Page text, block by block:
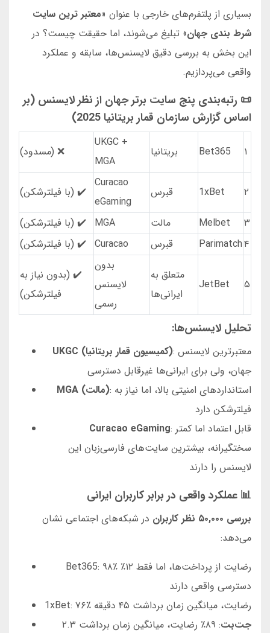
بسیاری از پلتفرم‌های خارجی با عنوان «معتبر ترین سایت
شرط بندی جهان» تبلیغ می‌شوند، اما حقیقت چیست؟ در
این بخش به بررسی دقیق لایسنس‌ها، سابقه و عملکرد
واقعی می‌پردازیم.
📜 رتبه‌بندی پنج سایت برتر جهان از نظر لایسنس (بر
اساس گزارش سازمان قمار بریتانیا 2025)
۱ Bet365 بریتانیا
UKGC +
MGA
❌ (مسدود)
۲ 1xBet قبرس
Curacao
eGaming
✔️ (با فیلترشکن)
۳ Melbet مالت MGA
✔️ (با فیلترشکن)
۴Parimatch قبرس Curacao ✔️ (با فیلترشکن)
۵ JetBet
متعلق به
ایرانی‌ها
بدون
لایسنس
رسمی
✔️ (بدون نیاز به
فیلترشکن)
تحلیل لایسنس‌ها:
UKGC (کمیسیون قمار بریتانیا): معتبرترین لایسنس
جهان، ولی برای ایرانی‌ها غیرقابل دسترسی
MGA (مالت): استانداردهای امنیتی بالا، اما نیاز به
فیلترشکن دارد
Curacao eGaming: قابل اعتماد اما کمتر
سختگیرانه، بیشترین سایت‌های فارسی‌زبان این
لایسنس را دارند
📊 عملکرد واقعی در برابر کاربران ایرانی
بررسی ۵۰,۰۰۰ نظر کاربران
در شبکه‌های اجتماعی نشان
می‌دهد:
Bet365: ۹۸٪ رضایت از پرداخت‌ها، اما فقط ۱۲٪
دسترسی واقعی دارند
1xBet: ۷۶٪ رضایت، میانگین زمان برداشت ۴۵ دقیقه
جت‌بت
: ۸۹٪ رضایت، میانگین زمان برداشت ۲.۳